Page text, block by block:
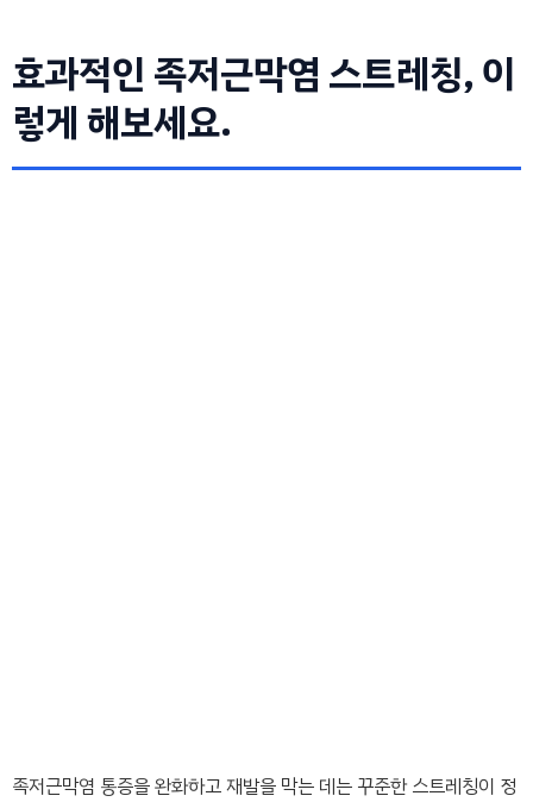
효과적인 족저근막염 스트레칭, 이
렇게 해보세요.
족저근막염 통증을 완화하고 재발을 막는 데는 꾸준한 스트레칭이 정